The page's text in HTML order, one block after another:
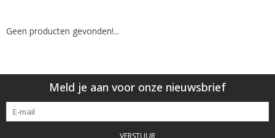
Geen producten gevonden!...
Meld je aan voor onze nieuwsbrief
VERSTUUR